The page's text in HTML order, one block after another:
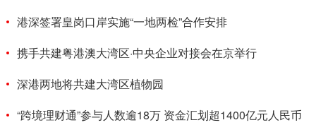
港深签署皇岗口岸实施“一地两检”合作安排
携手共建粤港澳大湾区·中央企业对接会在京举行
深港两地将共建大湾区植物园
“跨境理财通”参与人数逾18万 资金汇划超1400亿元人民币